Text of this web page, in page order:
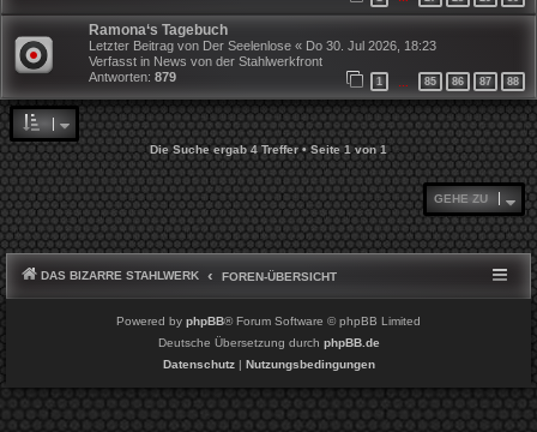
Ramona‘s Tagebuch
Letzter Beitrag von Der Seelenlose « Do 30. Jul 2026, 18:23
Verfasst in News von der Stahlwerkfront
Antworten: 879 1 85 86 87 88
Die Suche ergab 4 Treffer • Seite1von1
GEHE ZU
DAS BIZARRE STAHLWERK FOREN-ÜBERSICHT
Powered by phpBB® Forum Software © phpBB Limited
Deutsche Übersetzung durch phpBB.de
Datenschutz| Nutzungsbedingungen